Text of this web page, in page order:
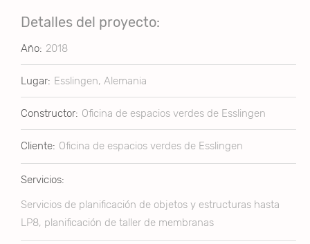
Detalles del proyecto:
Año: 2018
Lugar: Esslingen, Alemania
Constructor: Oficina de espacios verdes de Esslingen
Cliente: Oficina de espacios verdes de Esslingen
Servicios:
Servicios de planificación de objetos y estructuras hasta
LP8, planificación de taller de membranas